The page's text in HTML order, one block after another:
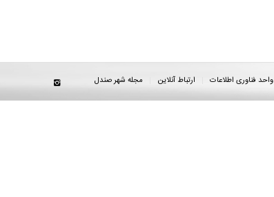
واحد فناوری اطلاعات ارتباط آنلاین مجله شهر صندل